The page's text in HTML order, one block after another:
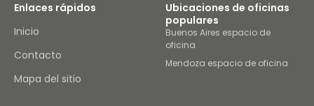
Enlaces rápidos
Inicio
Contacto
Mapa del sitio
Ubicaciones de oficinas
populares
Buenos Aires espacio de
oficina
Mendoza espacio de oficina